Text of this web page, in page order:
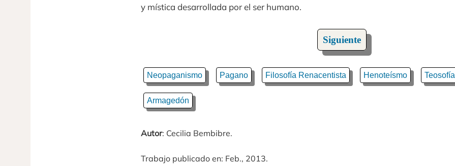
y mística desarrollada por el ser humano.
Siguiente
Neopaganismo Pagano Filosofía Renacentista Henoteísmo Teosofía
Armagedón
Autor: Cecilia Bembibre.
Trabajo publicado en: Feb., 2013.